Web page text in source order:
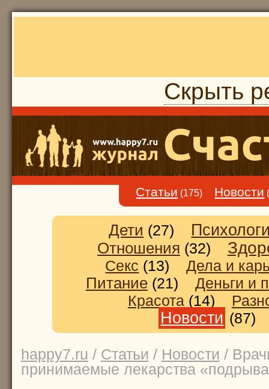
Скрыть
Статьи (175) Новости
Дети (27)
Отношения (32)
Секс (13) Дела и
Питание(21) Деньги и
Красота (14)
Новости
happy7.ru / Статьи / Новости /
принимаемые лекарства